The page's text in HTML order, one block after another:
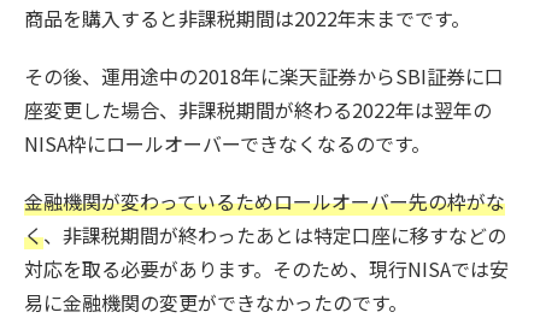
商品を購入すると非課税期間は2022年末までです。
その後、運用途中の2018年に楽天証券からSBI証券に口
座変更した場合、非課税期間が終わる2022年は翌年の
NISA枠にロールオーバーできなくなるのです。
金融機関が変わっているためロールオーバー先の枠がな
く、非課税期間が終わったあとは特定口座に移すなどの
対応を取る必要があります。そのため、現行NISAでは安
易に金融機関の変更ができなかったのです。